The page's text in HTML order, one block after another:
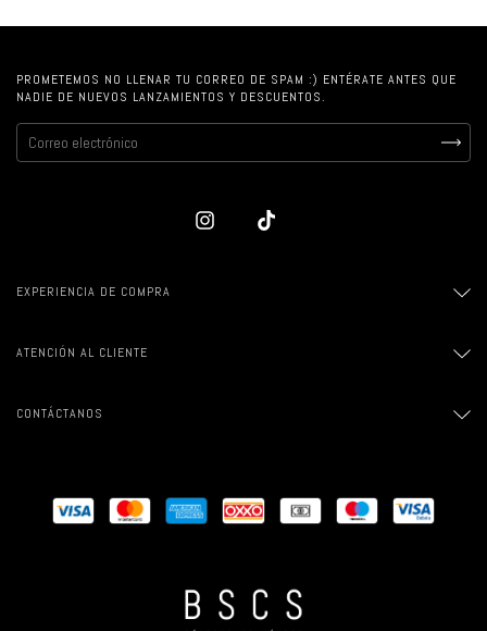
PROMETEMOS NO LLENAR TU CORREO DE SPAM :) ENTÉRATE ANTES QUE
NADIE DE NUEVOS LANZAMIENTOS Y DESCUENTOS.
EXPERIENCIA DE COMPRA
ATENCIÓN AL CLIENTE
CONTÁCTANOS